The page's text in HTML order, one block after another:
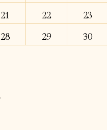
21 22 23
28 29
30